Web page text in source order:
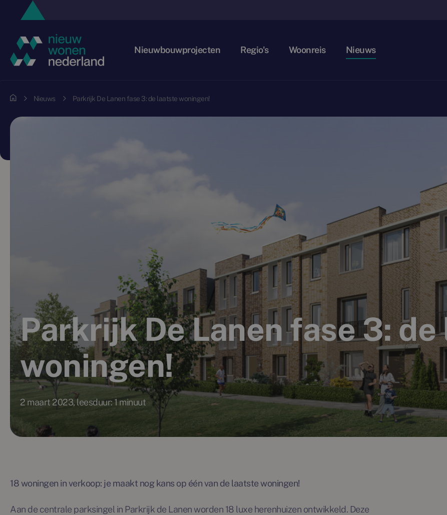
Nieuwbouwprojecten Regio's Woonreis Nieuws
Nieuws Parkrijk De Lanen fase 3: de laatste woningen!
Parkrijk De Lanen fase 3:
woningen!
2 maart 2023, leesduur: 1 minuut
18 woningen in verkoop: je maakt nog kans op één van de laatste woningen!
Aan de centrale parksingel in Parkrijk de Lanen worden 18 luxe herenhuizen ontwikkeld. Deze